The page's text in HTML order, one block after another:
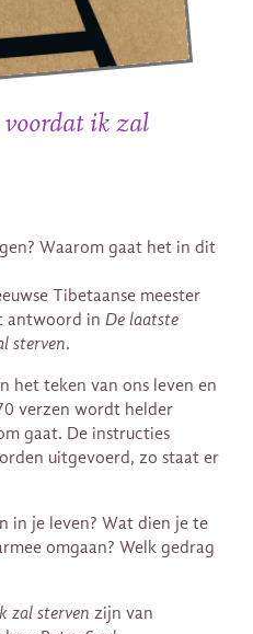
voordat ik zal
Waarom gaat het in dit
Tibetaanse meester
antwoord in De laatste
sterven.
het teken van ons leven en
verzen wordt helder
gaat. De instructies
uitgevoerd, zo staat er
in je leven? Wat dien je te
omgaan? Welk gedrag
zal sterven zijn van